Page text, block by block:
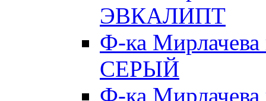
ЭВКАЛИПТ
Ф-ка
СЕРЫЙ
Ф-ка